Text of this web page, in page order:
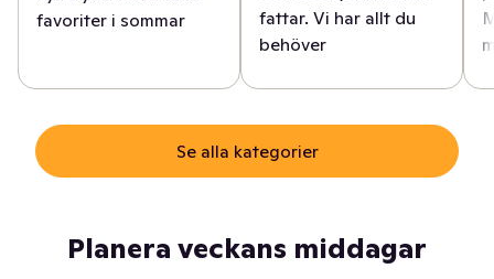
favoriter i sommar
fattar. Vi har allt du
behöver
Se alla kategorier
Planera veckans middagar